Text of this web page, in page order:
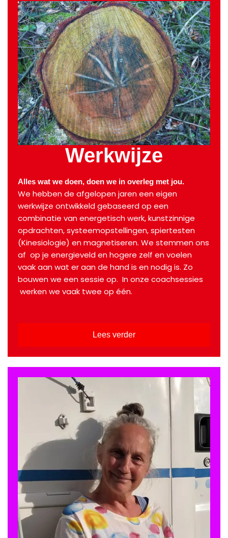
Werkwijze
Alles wat we doen, doen we in overleg met jou.
We hebben de afgelopen jaren een eigen
werkwijze ontwikkeld gebaseerd op een
combinatie van energetisch werk, kunstzinnige
opdrachten, systeemopstellingen, spiertesten
(Kinesiologie) en magnetiseren. We stemmen ons
af op je energieveld en hogere zelf en voelen
vaak aan wat er aan de hand is en nodig is. Zo
bouwen we een sessie op. In onze coachsessies
werken we vaak twee op één.
Lees verder